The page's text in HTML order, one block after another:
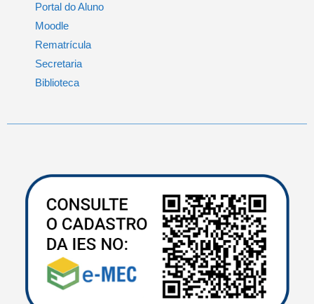
Portal do Aluno
Moodle
Rematrícula
Secretaria
Biblioteca